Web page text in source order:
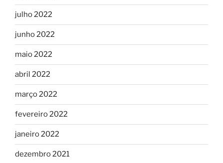
julho 2022
junho 2022
maio 2022
abril 2022
março 2022
fevereiro 2022
janeiro 2022
dezembro 2021